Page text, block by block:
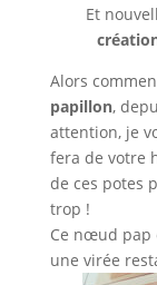
Et
Alors
papillon,
attention, je
fera de votre
de ces potes
trop !
Ce nœud pap
une virée